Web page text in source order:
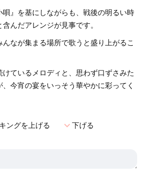
』を基にしながらも、戦後の明るい時
んだアレンジが見事です。
なが集まる場所で歌うと盛り上がるこ
ているメロディと、思わず口ずさみた
、今宵の宴をいっそう華やかに彩ってく
ングを上げる expand_more下げる